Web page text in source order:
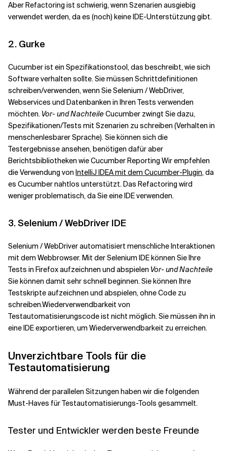
Aber Refactoring ist schwierig, wenn Szenarien ausgiebig
verwendet werden, da es (noch) keine IDE-Unterstützung gibt.
2. Gurke
Cucumber ist ein Spezifikationstool, das beschreibt, wie sich
Software verhalten sollte. Sie müssen Schrittdefinitionen
schreiben/verwenden, wenn Sie Selenium / WebDriver,
Webservices und Datenbanken in Ihren Tests verwenden
möchten. Vor- und NachteileCucumber zwingt Sie dazu,
Spezifikationen/Tests mit Szenarien zu schreiben (Verhalten in
menschenlesbarer Sprache). Sie können sich die
Testergebnisse ansehen, benötigen dafür aber
Berichtsbibliotheken wie Cucumber Reporting Wir empfehlen
die Verwendung von IntelliJ IDEA mit dem Cucumber-Plugin, da
es Cucumber nahtlos unterstützt. Das Refactoring wird
weniger problematisch, da Sie eine IDE verwenden.
3. Selenium / WebDriver IDE
Selenium / WebDriver automatisiert menschliche Interaktionen
mit dem Webbrowser. Mit der Selenium IDE können Sie Ihre
Tests in Firefox aufzeichnen und abspielen Vor- und Nachteile
Sie können damit sehr schnell beginnen. Sie können Ihre
Testskripte aufzeichnen und abspielen, ohne Code zu
schreiben.Wiederverwendbarkeit von
Testautomatisierungscode ist nicht möglich. Sie müssen ihn in
eine IDE exportieren, um Wiederverwendbarkeit zu erreichen.
Unverzichtbare Tools für die
Testautomatisierung
Während der parallelen Sitzungen haben wir die folgenden
Must-Haves für Testautomatisierungs-Tools gesammelt.
Tester und Entwickler werden beste Freunde